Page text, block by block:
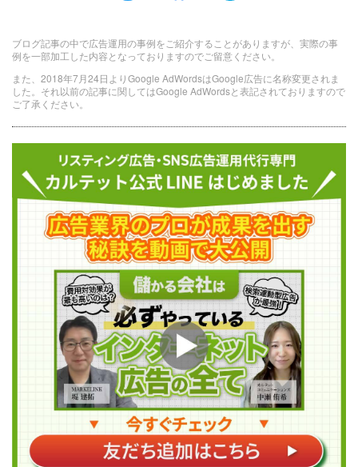
ブログ記事の中で広告運用の事例をご紹介することがありますが、実際の事
例を一部加工した内容となっておりますのでご留意ください。
また、2018年7月24日よりGoogle AdWordsはGoogle広告に名称変更されま
した。それ以前の記事に関してはGoogle AdWordsと表記されておりますので
ご了承ください。